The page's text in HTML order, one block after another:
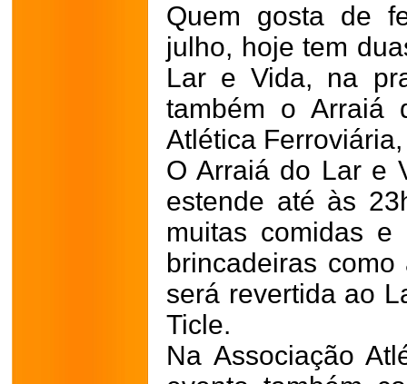
Quem gosta de
julho, hoje tem
Lar e Vida, na
também o Arraiá
Atlética
O Arraiá do Lar e
estende até às
muitas comidas
brincadeiras
será revertida ao
Ticle.
Na Associação